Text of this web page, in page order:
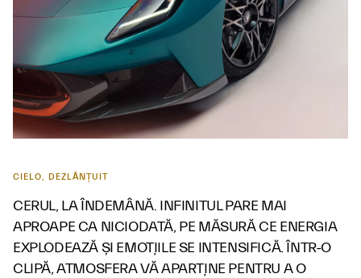
CIELO, DEZLĂNȚUIT
CERUL, LA ÎNDEMÂNĂ. INFINITUL PARE MAI
APROAPE CA NICIODATĂ, PE MĂSURĂ CE ENERGIA
EXPLODEAZĂ ȘI EMOȚIILE SE INTENSIFICĂ. ÎNTR-O
CLIPĂ, ATMOSFERA VĂ APARȚINE PENTRU A O